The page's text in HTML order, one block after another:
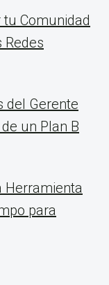
Comunidad
Redes
del Gerente
un Plan B
Herramienta
para